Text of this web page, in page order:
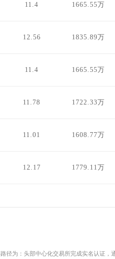
11.4 1665.55万
12.56 1835.89万
11.4 1665.55万
11.78 1722.33万
11.01 1608.77万
12.17 1779.11万
径为：头部中心化交易所完成实名认证